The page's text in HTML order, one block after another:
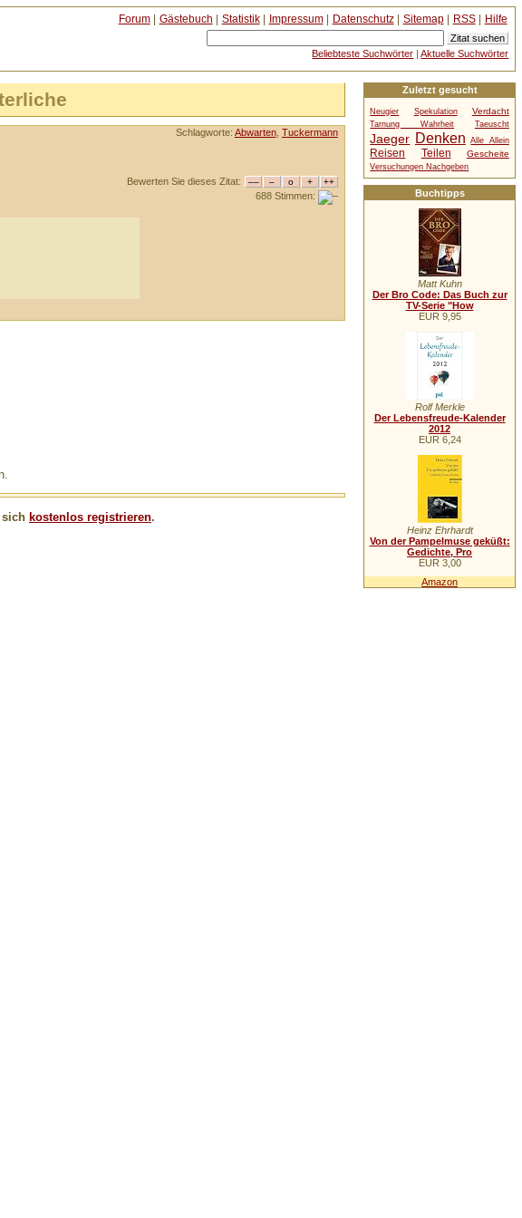
Schlagworte: Abwarten, Tuckermann
Bewerten Sie dieses Zitat:
688 Stimmen:
sich kostenlos registrieren.
Zuletzt gesucht
Neugier Spekulation Verdacht
Tarnung Wahrheit Taeuscht
Jaeger Denken Alle Allein
Reisen Teilen Gescheite
Versuchungen Nachgeben
Buchtipps
Matt Kuhn
Der Bro Code: Das Buch zur
TV-Serie "How
EUR 9,95
Rolf Merkle
Der Lebensfreude-Kalender
2012
EUR 6,24
Heinz Ehrhardt
Von der Pampelmuse geküßt:
Gedichte, Pro
EUR 3,00
Amazon
Forum| Gästebuch | Statistik| Impressum| Datenschutz| Sitemap| RSS| Hilfe
Beliebteste Suchwörter |Aktuelle Suchwörter